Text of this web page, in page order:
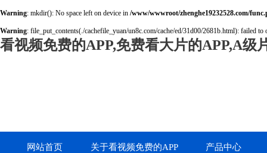
Warning: mkdir(): No space left on device in /www/wwwroot/zhenghe19232528.com/
Warning: file_put_contents(./cachefile_yuan/un8c.com/cache/ed/31d00/2681b.html): failed
看视频免费的APP,免费看大片的APP,A级
网站首页 关于看视频免费的APP 产品中心